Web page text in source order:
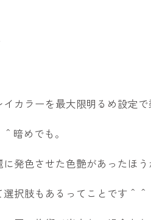
カラーを最大限明るめ設定で
暗めでも。
発色させた色艶があったほ
択肢もあるってことです＾＾